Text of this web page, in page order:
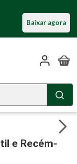
Baixar agora
e Recém-